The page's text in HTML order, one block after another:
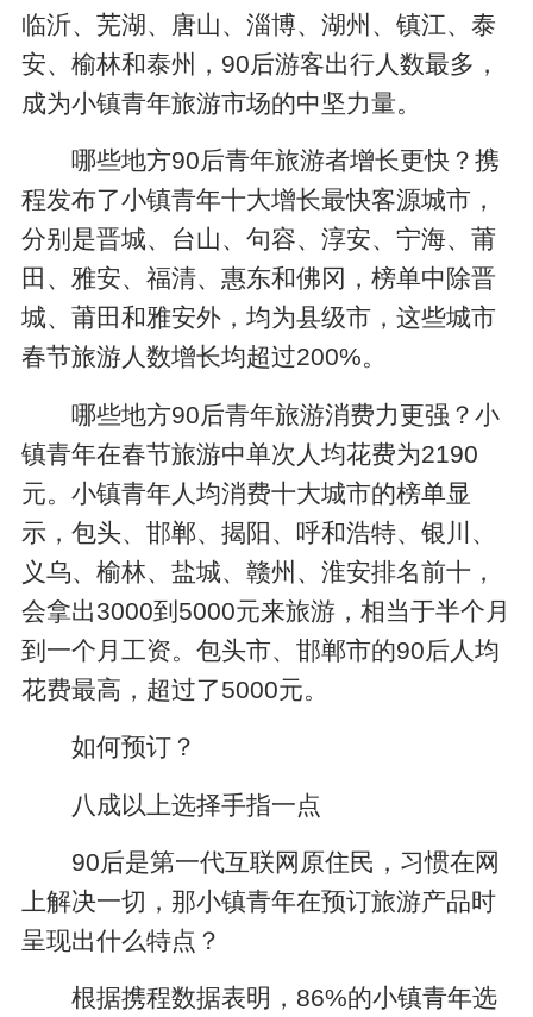
临沂、芜湖、唐山、淄博、湖州、镇江、泰
安、榆林和泰州，90后游客出行人数最多，
成为小镇青年旅游市场的中坚力量。
哪些地方90后青年旅游者增长更快？携
程发布了小镇青年十大增长最快客源城市，
分别是晋城、台山、句容、淳安、宁海、莆
田、雅安、福清、惠东和佛冈，榜单中除晋
城、莆田和雅安外，均为县级市，这些城市
春节旅游人数增长均超过200%。
哪些地方90后青年旅游消费力更强？小
镇青年在春节旅游中单次人均花费为2190
元。小镇青年人均消费十大城市的榜单显
示，包头、邯郸、揭阳、呼和浩特、银川、
义乌、榆林、盐城、赣州、淮安排名前十，
会拿出3000到5000元来旅游，相当于半个月
到一个月工资。包头市、邯郸市的90后人均
花费最高，超过了5000元。
如何预订？
八成以上选择手指一点
90后是第一代互联网原住民，习惯在网
上解决一切，那小镇青年在预订旅游产品时
呈现出什么特点？
根据携程数据表明，86%的小镇青年选